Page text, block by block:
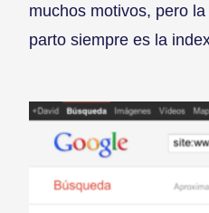
muchos motivos, pero
parto siempre es la